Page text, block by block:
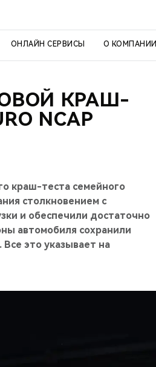
ОНЛАЙН СЕРВИСЫ О КОМПАНИИ
КРАШ-
NCAP
краш-теста семейного
столкновением с
и обеспечили достаточно
автомобиля сохранили
это указывает на